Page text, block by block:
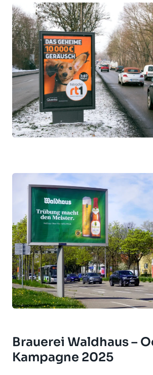
Brauerei Waldhaus –
Kampagne 2025